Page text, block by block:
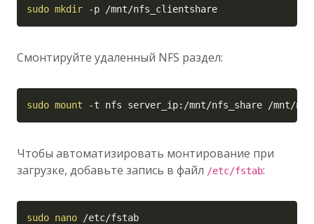
sudo mkdir -p /mnt/nfs_clientshare
Смонтируйте удаленный NFS раздел:
sudo mount -t nfs server_ip:/mnt/nfs_share /mnt/
Чтобы автоматизировать монтирование при
загрузке, добавьте запись в файл /etc/fstab:
sudo nano /etc/fstab